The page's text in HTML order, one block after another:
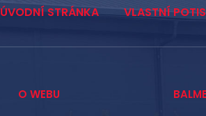
ÚVODNÍ STRÁNKA VLASTNÍ
O WEBU